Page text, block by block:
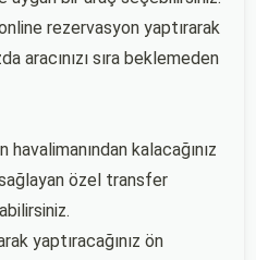
rezervasyon yaptırarak
aracınızı sıra beklemeden
kalacağınız
özel transfer
yaptıracağınız ön